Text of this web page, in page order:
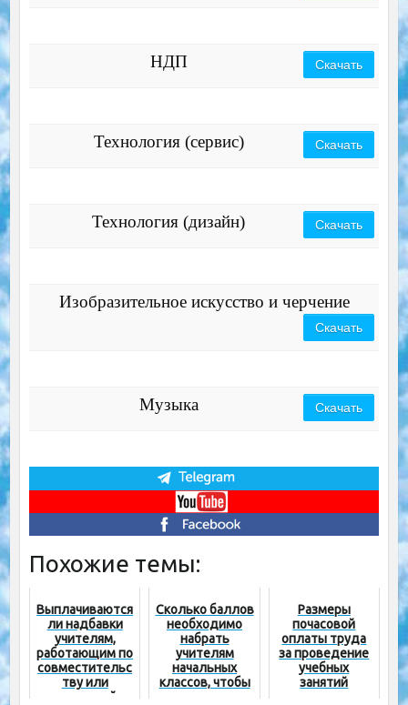
НДП Скачать
Технология (сервис) Скачать
Технология (дизайн) Скачать
Изобразительное искусство и черчение
Скачать
Музыка Скачать
Похожие темы:
Выплачиваются
ли надбавки
учителям,
работающим по
совместительс
тву или
почасовой
Сколько баллов
необходимо
набрать
учителям
начальных
классов, чтобы
Размеры
почасовой
оплаты труда
за проведение
учебных
занятий